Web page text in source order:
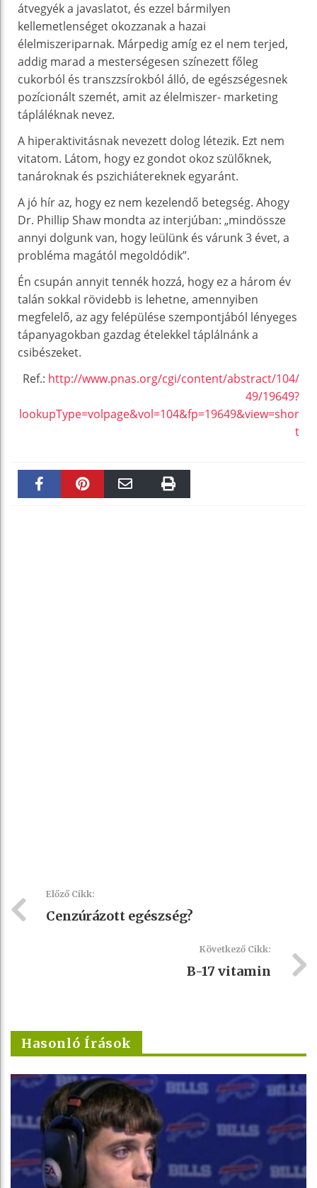
átvegyék a javaslatot, és ezzel bármilyen
kellemetlenséget okozzanak a hazai
élelmiszeriparnak. Márpedig amíg ez el nem terjed,
addig marad a mesterségesen színezett főleg
cukorból és transzzsírokból álló, de egészségesnek
pozícionált szemét, amit az élelmiszer- marketing
tápláléknak nevez.
A hiperaktivitásnak nevezett dolog létezik. Ezt nem
vitatom. Látom, hogy ez gondot okoz szülőknek,
tanároknak és pszichiátereknek egyaránt.
A jó hír az, hogy ez nem kezelendő betegség. Ahogy
Dr. Phillip Shaw mondta az interjúban: „mindössze
annyi dolgunk van, hogy leülünk és várunk 3 évet, a
probléma magától megoldódik”.
Én csupán annyit tennék hozzá, hogy ez a három év
talán sokkal rövidebb is lehetne, amennyiben
megfelelő, az agy felépülése szempontjából lényeges
tápanyagokban gazdag ételekkel táplálnánk a
csibészeket.
Ref.: http://www.pnas.org/cgi/content/abstract/104/
49/19649?
lookupType=volpage&vol=104&fp=19649&view=shor
t
Előző Cikk:
Cenzúrázott egészség?
Következő Cikk:
B-17 vitamin
Hasonló Írások